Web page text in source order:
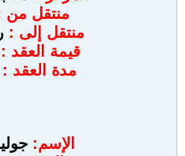
منتقل من
منتقل إلى :
قيمة العقد :
مدة العقد :
الإسم: